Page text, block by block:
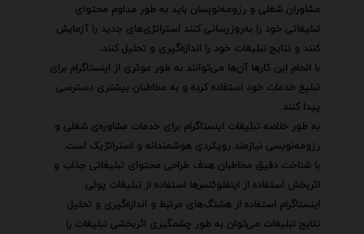
مشاوران شغلی و رزومه‌نویسان باید به طور مداوم محتوای
تبلیغاتی خود را به‌روزرسانی کنند استراتژی‌های جدید را آزمایش
کنند و نتایج تبلیغات خود را اندازه‌گیری و تحلیل کنند.
با انجام این کارها آن‌ها می‌توانند به طور موثری از اینستاگرام برای
تبلیغ خدمات خود استفاده کرده و به مخاطبان بیشتری دسترسی
پیدا کنند.
به طور خلاصه تبلیغات اینستاگرام برای خدمات مشاوره‌ی شغلی و
رزومه‌نویسی نیازمند رویکردی هوشمندانه و استراتژیک است.
با شناخت دقیق مخاطبان هدف طراحی محتوای تبلیغاتی جذاب و
اثربخش استفاده از اینفلوئنسرها استفاده از تبلیغات پولی
اینستاگرام استفاده از هشتگ‌های مرتبط و اندازه‌گیری و تحلیل
نتایج تبلیغات می‌توان به طور چشمگیری اثربخشی تبلیغات را